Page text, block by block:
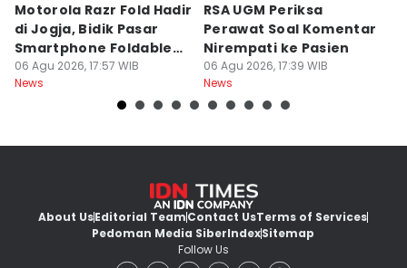
Motorola Razr Fold Hadir
di Jogja, Bidik Pasar
Smartphone Foldable
Premium
06 Agu 2026, 17:57 WIB
News
RSA UGM Periksa
Perawat Soal Komentar
Nirempati ke Pasien
06 Agu 2026, 17:39 WIB
News
About UsEditorial TeamContact UsTerms of Services
Pedoman Media SiberIndexSitemap
Follow Us